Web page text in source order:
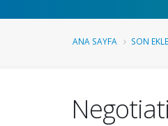
ANA SAYFA SON